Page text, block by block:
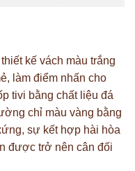
kế vách màu trắng
làm điểm nhấn cho
tivi bằng chất liệu đá
chỉ màu vàng bằng
sự kết hợp hài hòa
được trở nên cân đối